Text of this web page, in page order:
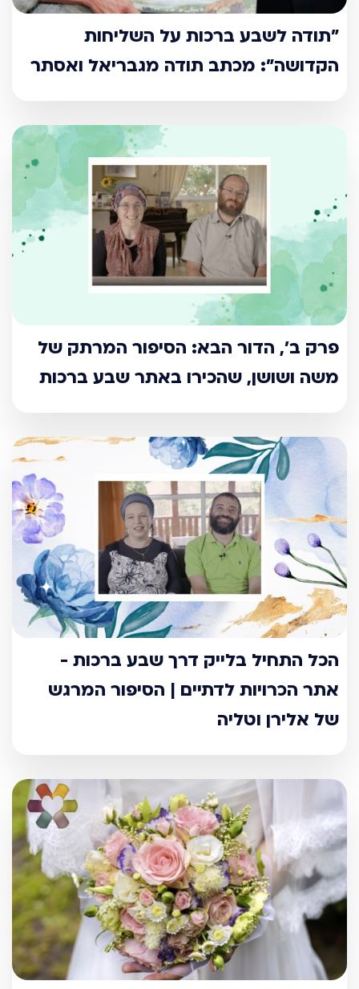
"תודה לשבע ברכות על השליחות
הקדושה": מכתב תודה מגבריאל ואסתר
פרק ב', הדור הבא: הסיפור המרתק של
משה ושושן, שהכירו באתר שבע ברכות
הכל התחיל בלייק דרך שבע ברכות -
אתר הכרויות לדתיים | הסיפור המרגש
של אלירן וטליה